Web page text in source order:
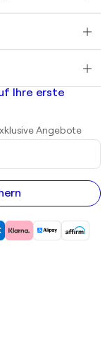
Ihre erste
Angebote